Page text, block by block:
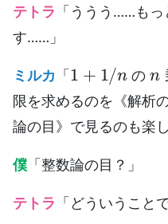
テトラ 「ううう……も
す……」
ミルカ 「
1 n
の
限を求めるのを《解析
論の目》で見るのも楽
僕 「整数論の目？」
テトラ 「どういうこと